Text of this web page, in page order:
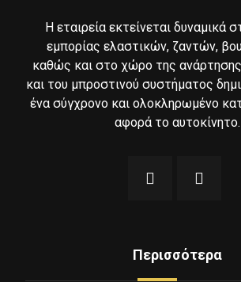
Η εταιρεία εκτείνεται δυναμικά
εμπορίας ελαστικών, ζαντών,
καθώς και στο χώρο της
και του μπροστινού συστήματος
ένα σύγχρονο και ολοκληρωμένο
αφορά το αυτοκίνητο.
Περισσότερα